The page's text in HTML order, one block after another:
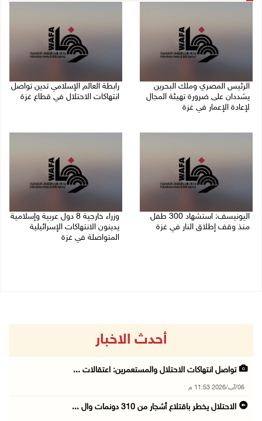
الرئيس المصري وملك البحرين
يشددان على ضرورة تهيئة المجال
لإعادة الإعمار في غزة
رابطة العالم الإسلامي تدين تواصل
انتهاكات الاحتلال في قطاع غزة
اليونيسف: استشهاد 300 طفل
منذ وقف إطلاق النار في غزة
وزراء خارجية 8 دول عربية وإسلامية
يدينون الانتهاكات الإسرائيلية
المتواصلة في غزة
أحدث الاخبار
تواصل انتهاكات الاحتلال والمستعمرين: اعتقالات ...
06/آب/2026 11:53 م
الاحتلال يخطر باقتلاع أشجار من 310 دونمات وال ...